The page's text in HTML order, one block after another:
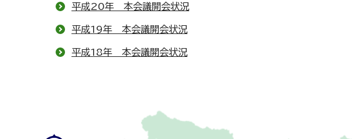
平成20年 本会議開会状況
平成19年 本会議開会状況
平成18年 本会議開会状況